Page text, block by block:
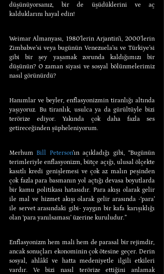
düşünüyorsanız, bir de üşüdüklerini ve aç
kalduklarını hayal edin!
Weimar Almanyası, 1980’lerin Arjantin’i, 2000’lerin
Zimbabve’si veya bugünün Venezuela’sı ve Türkiye’si
gibi bir şey yaşamak zorunda kaldığımızı bir
düşünün? O zaman siyasi ve sosyal bölünmelerimiz
nasıl görünürdü?
Hanımlar ve beyler, enflasyonizmin tiranlığı altında
yaşıyoruz. Bu tiranlık, usulca ya da gürültüyle bizi
terörize ediyor. Yakında çok daha fazla ses
getireceğinden şüpheleniyorum.
Merhum Bill Peterson’ın açıkladığı gibi, “Bugünün
terimleriyle enflasyonizm, bütçe açığı, ulusal ölçekte
kasıtlı kredi genişlemesi ve çok az malın peşinden
çok fazla para basmanın yol açtığı devasa boyutlarda
bir kamu politikası hatasıdır. Para akışı olarak gelir
ile mal ve hizmet akışı olarak gelir arasında -‘para’
ile servet arasındaki gibi- yaygın bir kafa karışıklığı
olan ‘para yanılsaması’ üzerine kuruludur.”
Enflasyonizm hem mali hem de parasal bir rejimdir,
ancak sonuçları ekonominin çok ötesine geçer. Derin
sosyal, ahlâkî ve hatta medeniyetle ilgili etkileri
vardır. Ve bizi nasıl terörize ettiğini anlamak